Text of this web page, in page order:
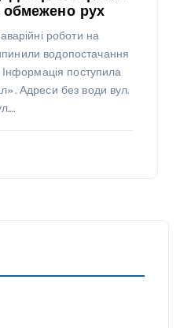
обмежено рух
роботи на
водопостачання
Інформація поступила
Адреси без води вул.